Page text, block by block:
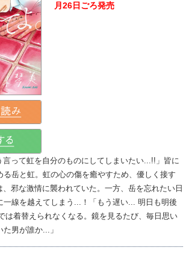
月26日ごろ発売
言って虹を自分のものにしてしまいたい...!!」皆に
る岳と虹。虹の心の傷を癒やすため、優しく接す
邪な激情に襲われていた。一方、岳を忘れたい日
一線を越えてしまう...！「もう遅い... 明日も明後
は着替えられなくなる。鏡を見るたび、毎日思い
男が誰か...」